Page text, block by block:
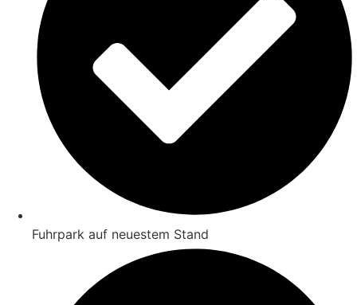
Fuhrpark auf neuestem Stand